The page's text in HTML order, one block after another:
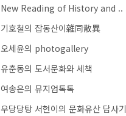
New Reading of History and ..
기호철의 잡동산이雜同散異
오세윤의 photogallery
유춘동의 도서문화와 세책
여송은의 뮤지엄톡톡
우당당탕 서현이의 문화유산 답사기